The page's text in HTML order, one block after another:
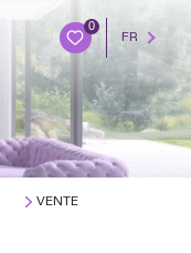
0
FR
VENTE